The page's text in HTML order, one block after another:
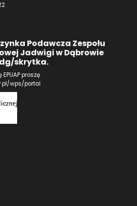
Podawcza Zespołu
Jadwigi w Dąbrowie
skrytka.
proszę
wps/portal